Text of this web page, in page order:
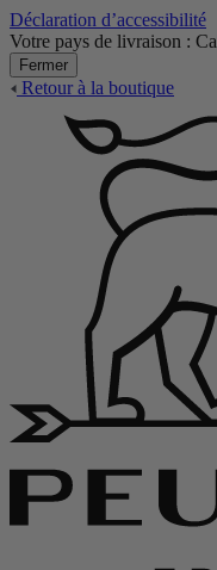
Déclaration d’accessibilité
Votre pays de livraison :
Fermer
Retour à la boutique